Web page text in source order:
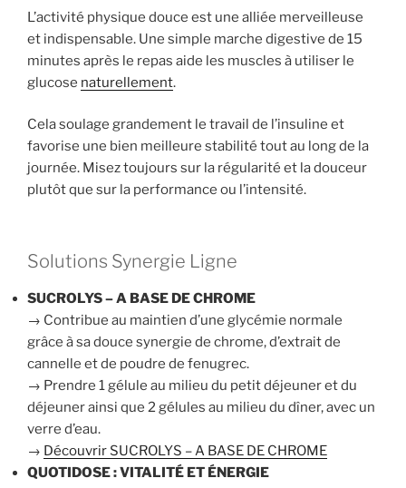
L’activité physique douce est une alliée merveilleuse
et indispensable. Une simple marche digestive de 15
minutes après le repas aide les muscles à utiliser le
glucose naturellement.
Cela soulage grandement le travail de l’insuline et
favorise une bien meilleure stabilité tout au long de la
journée. Misez toujours sur la régularité et la douceur
plutôt que sur la performance ou l’intensité.
Solutions Synergie Ligne
SUCROLYS – A BASE DE CHROME
→ Contribue au maintien d’une glycémie normale
grâce à sa douce synergie de chrome, d’extrait de
cannelle et de poudre de fenugrec.
→ Prendre 1 gélule au milieu du petit déjeuner et du
déjeuner ainsi que 2 gélules au milieu du dîner, avec un
verre d’eau.
→ Découvrir SUCROLYS – A BASE DE CHROME
QUOTIDOSE : VITALITÉ ET ÉNERGIE